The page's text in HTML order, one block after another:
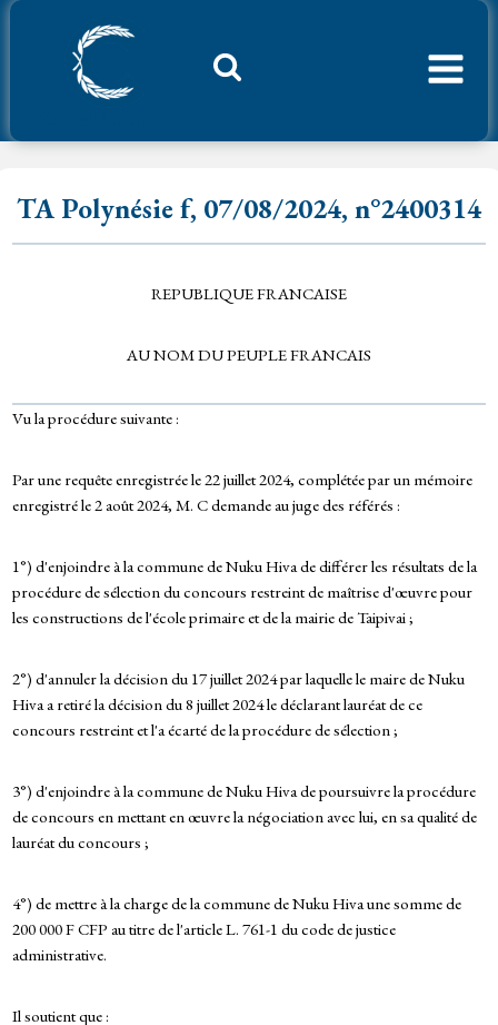
Aller
TA Polynésie f, 07/08/2024, n°2400314
REPUBLIQUE FRANCAISE
AU NOM DU PEUPLE FRANCAIS
Vu la procédure suivante :
Par une requête enregistrée le 22 juillet 2024, complétée par un mémoire
enregistré le 2 août 2024, M. C demande au juge des référés :
1°) d'enjoindre à la commune de Nuku Hiva de différer les résultats de la
procédure de sélection du concours restreint de maîtrise d'œuvre pour
les constructions de l'école primaire et de la mairie de Taipivai ;
2°) d'annuler la décision du 17 juillet 2024 par laquelle le maire de Nuku
Hiva a retiré la décision du 8 juillet 2024 le déclarant lauréat de ce
concours restreint et l'a écarté de la procédure de sélection ;
3°) d'enjoindre à la commune de Nuku Hiva de poursuivre la procédure
de concours en mettant en œuvre la négociation avec lui, en sa qualité de
lauréat du concours ;
4°) de mettre à la charge de la commune de Nuku Hiva une somme de
200 000 F CFP au titre de l'article L. 761-1 du code de justice
administrative.
Il soutient que :